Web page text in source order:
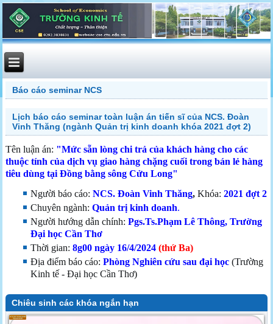
Báo cáo seminar NCS
Lịch báo cáo seminar toàn luận án tiến sĩ của NCS. Đoàn
Vinh Thăng (ngành Quản trị kinh doanh khóa 2021 đợt 2)
Tên luận án: "Mức sẵn lòng chi trả của khách hàng cho các
thuộc tính của dịch vụ giao hàng chặng cuối trong bán lẻ hàng
tiêu dùng tại Đồng bằng sông Cửu Long"
Người báo cáo:NCS. Đoàn Vinh Thăng,Khóa: 2021 đợt 2
Chuyên ngành:Quản trị kinh doanh.
Người hướng dẫn chính:Pgs.Ts.Phạm Lê Thông, Trường
Đại học Cần Thơ
Thời gian:8g00 ngày 16/4/2024 (thứ Ba)
Địa điểm báo cáo:Phòng Nghiên cứu sau đại học (Trường
Kinh tế - Đại học Cần Thơ)
Chiêu sinh các khóa ngắn hạn